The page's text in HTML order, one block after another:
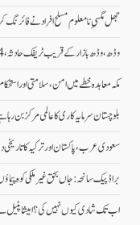
جھل مگسیِ نامعلوم مسلح افراد نے
وڈھ، وڈھ بازار کے قریب ٹریفک حادثہ، 4 افراد جاں بحق، 3 شدید زخمی
مکہ معاہدہ خطے میں امن، سلامتی اور
بلوچستان سرمایہ کاری کا عالمی مرکز بن
سعودی عرب، پاکستان اور ترکیہ کا تاریخی
براڈ پیک سانحہ: جاں بحق غیر ملکی کوہ
اب تک شادی کیوں نہیں کی؟ امیشا پٹیل